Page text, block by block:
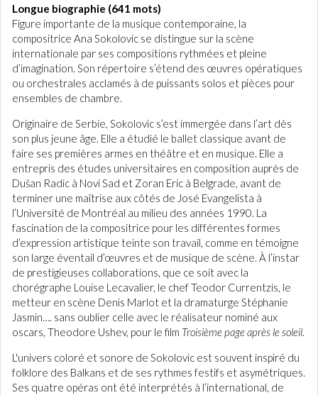
Longue biographie (641 mots)
Figure importante de la musique contemporaine, la
compositrice Ana Sokolovic se distingue sur la scène
internationale par ses compositions rythmées et pleine
d’imagination. Son répertoire s’étend des œuvres opératiques
ou orchestrales acclamés à de puissants solos et pièces pour
ensembles de chambre.
Originaire de Serbie, Sokolovic s’est immergée dans l’art dès
son plus jeune âge. Elle a étudié le ballet classique avant de
faire ses premières armes en théâtre et en musique. Elle a
entrepris des études universitaires en composition auprès de
Dušan Radic à Novi Sad et Zoran Eric à Belgrade, avant de
terminer une maîtrise aux côtés de José Evangelista à
l’Université de Montréal au milieu des années 1990. La
fascination de la compositrice pour les différentes formes
d’expression artistique teinte son travail, comme en témoigne
son large éventail d’œuvres et de musique de scène. À l’instar
de prestigieuses collaborations, que ce soit avec la
chorégraphe Louise Lecavalier, le chef Teodor Currentzis, le
metteur en scène Denis Marlot et la dramaturge Stéphanie
Jasmin…. sans oublier celle avec le réalisateur nominé aux
oscars, Theodore Ushev, pour le film Troisième page après le soleil.
L'univers coloré et sonore de Sokolovic est souvent inspiré du
folklore des Balkans et de ses rythmes festifs et asymétriques.
Ses quatre opéras ont été interprétés à l’international, de